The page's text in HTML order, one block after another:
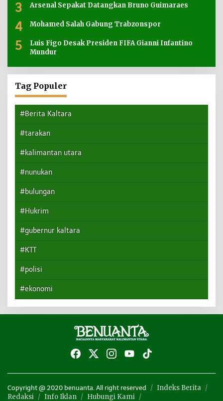
3 Arsenal Sepakat Datangkan Bruno Guimaraes
4 Mohamed Salah Gabung Trabzonspor
5
Luis Figo Desak Presiden FIFA Gianni Infantino
Mundur
Tag Populer
#Berita Kaltara
#tarakan
#kalimantan utara
#nunukan
#bulungan
#Hukrim
#gubernur kaltara
#KTT
#polisi
#ekonomi
Copyright @ 2020 benuanta. All right reserved
Indeks Berita
Redaksi
Info Iklan Hubungi Kami